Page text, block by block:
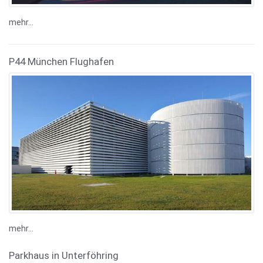
mehr...
P44 München Flughafen
mehr...
Parkhaus in Unterföhring